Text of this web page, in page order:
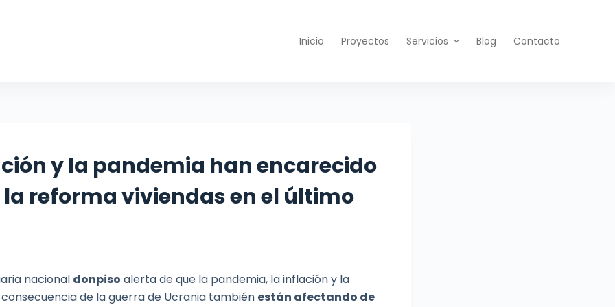
Inicio Proyectos Servicios Blog Contacto
y la pandemia han encarecido
la reforma viviendas en el último
nacional donpiso alerta de que la pandemia, la inflación y la
consecuencia de la guerra de Ucrania también están afectando de